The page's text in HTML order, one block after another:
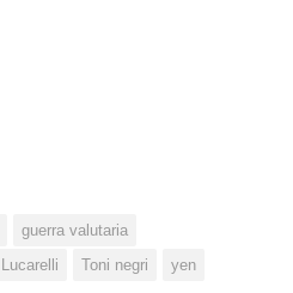
guerra valutaria
Toni negri yen